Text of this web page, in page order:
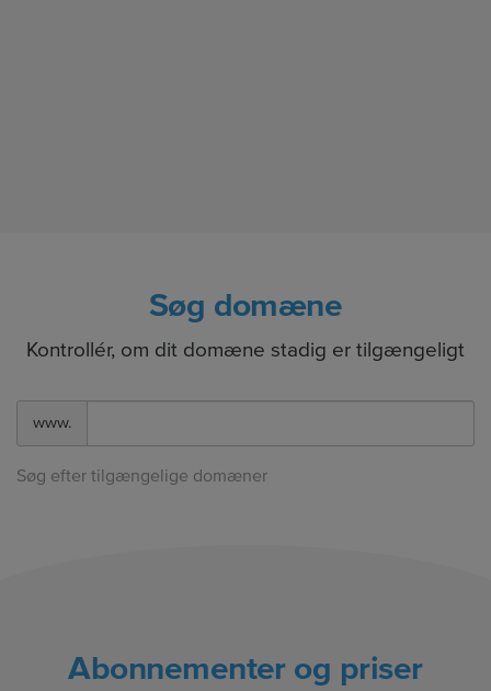
Søg domæne
Kontrollér, om dit domæne stadig er tilgængeligt
www.
Søg efter tilgængelige domæner
Abonnementer og priser